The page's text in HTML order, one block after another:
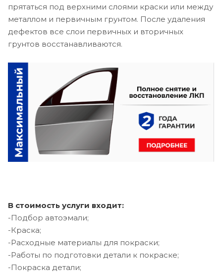
прятаться под верхними слоями краски или между
металлом и первичным грунтом. После удаления
дефектов все слои первичных и вторичных
грунтов восстанавливаются.
В стоимость услуги входит:
-Подбор автоэмали;
-Краска;
-Расходные материалы для покраски;
-Работы по подготовки детали к покраске;
-Покраска детали;